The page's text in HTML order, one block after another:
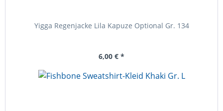
Yigga Regenjacke Lila Kapuze Optional Gr. 134
6,00 € *